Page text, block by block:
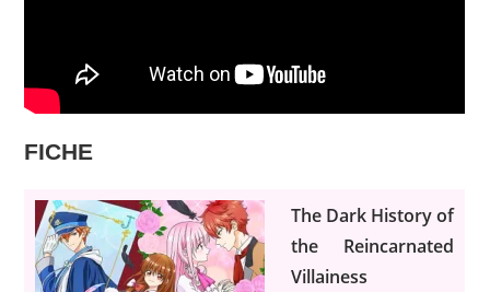
FICHE
The Dark History of
the Reincarnated
Villainess